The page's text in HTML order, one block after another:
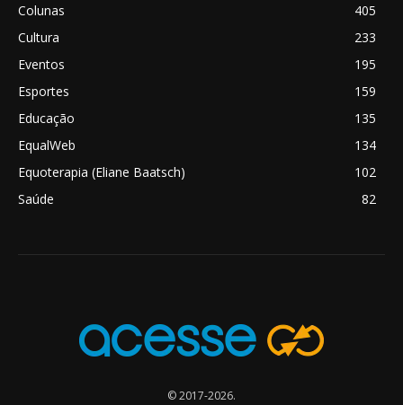
Colunas
405
Cultura
233
Eventos
195
Esportes
159
Educação
135
EqualWeb
134
Equoterapia (Eliane Baatsch)
102
Saúde
82
© 2017-2026.